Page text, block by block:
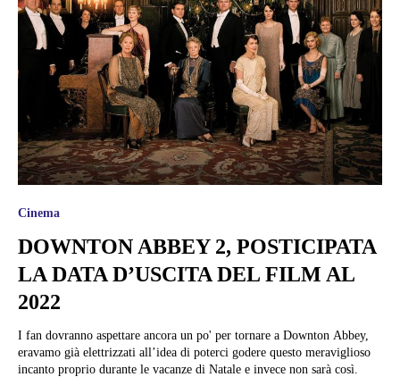
Cinema
DOWNTON ABBEY 2, POSTICIPATA
LA DATA D’USCITA DEL FILM AL
2022
I fan dovranno aspettare ancora un po' per tornare a Downton Abbey,
eravamo già elettrizzati all’idea di poterci godere questo meraviglioso
incanto proprio durante le vacanze di Natale e invece non sarà così.